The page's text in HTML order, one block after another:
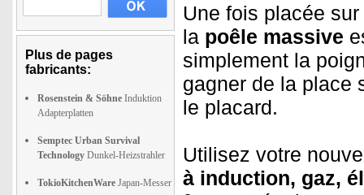
Plus de pages
fabricants:
Rosenstein & Söhne Induktion
Adapterplatten
Semptec Urban Survival
Technology Dunkel-Heizstrahler
TokioKitchenWare Japan-Messer
Une fois placée
la poêle massive
simplement la
gagner de la place
le placard.
Utilisez votre
à induction, gaz,